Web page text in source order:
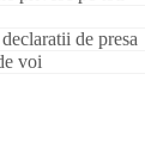
de presa
voi